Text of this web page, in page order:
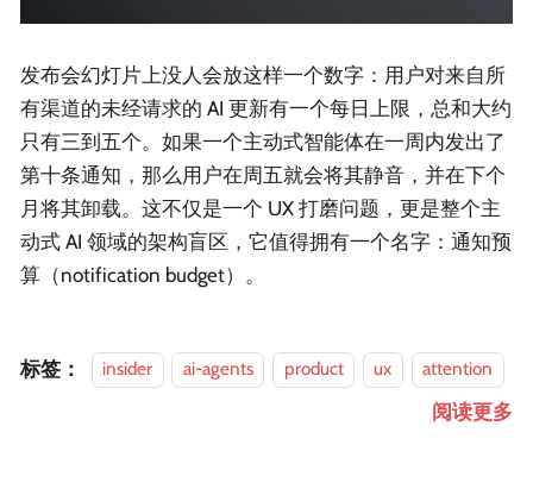
发布会幻灯片上没人会放这样一个数字：用户对来自所
有渠道的未经请求的 AI 更新有一个每日上限，总和大约
只有三到五个。如果一个主动式智能体在一周内发出了
第十条通知，那么用户在周五就会将其静音，并在下个
月将其卸载。这不仅是一个 UX 打磨问题，更是整个主
动式 AI 领域的架构盲区，它值得拥有一个名字：通知预
算（notification budget）。
标签： insider ai-agents product ux attention
阅读更多